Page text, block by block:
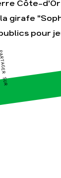
le
Côte-
girafe
pour
PARTAGER SUR